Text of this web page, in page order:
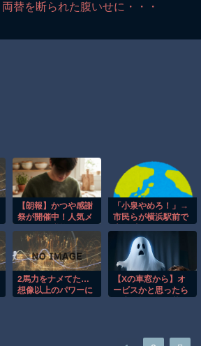
替を断られた腹いせに・・・
【朗報】かつや感謝
祭が開催中！人気メ
引き＆ご飯大盛り無
料襤
「小泉やめろ！」→
市民らが横浜駅前で
2馬力をナメてた…
想像以上のパワーに
【Xの車窓から】オ
ービスかと思ったら